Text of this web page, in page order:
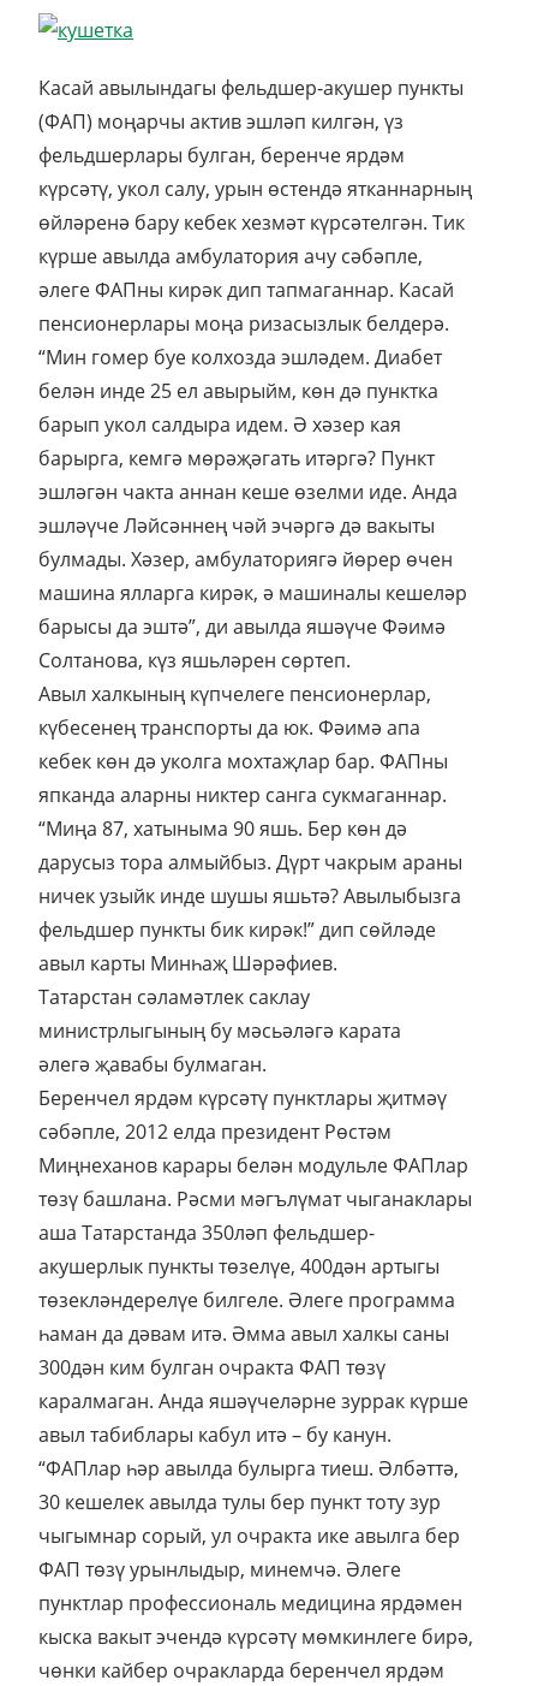
Касай авылындагы фельдшер-акушер пункты
(ФАП) моңарчы актив эшләп килгән, үз
фельдшерлары булган, беренче ярдәм
күрсәтү, укол салу, урын өстендә ятканнарның
өйләренә бару кебек хезмәт күрсәтелгән. Тик
күрше авылда амбулатория ачу сәбәпле,
әлеге ФАПны кирәк дип тапмаганнар. Касай
пенсионерлары моңа ризасызлык белдерә.
“Мин гомер буе колхозда эшләдем. Диабет
белән инде 25 ел авырыйм, көн дә пунктка
барып укол салдыра идем. Ә хәзер кая
барырга, кемгә мөрәҗәгать итәргә? Пункт
эшләгән чакта аннан кеше өзелми иде. Анда
эшләүче Ләйсәннең чәй эчәргә дә вакыты
булмады. Хәзер, амбулаториягә йөрер өчен
машина ялларга кирәк, ә машиналы кешеләр
барысы да эштә”, ди авылда яшәүче Фәимә
Солтанова, күз яшьләрен сөртеп.
Авыл халкының күпчелеге пенсионерлар,
күбесенең транспорты да юк. Фәимә апа
кебек көн дә уколга мохтаҗлар бар. ФАПны
япканда аларны никтер санга сукмаганнар.
“Миңа 87, хатыныма 90 яшь. Бер көн дә
дарусыз тора алмыйбыз. Дүрт чакрым араны
ничек узыйк инде шушы яшьтә? Авылыбызга
фельдшер пункты бик кирәк!” дип сөйләде
авыл карты Минһаҗ Шәрәфиев.
Татарстан сәламәтлек саклау
министрлыгының бу мәсьәләгә карата
әлегә җавабы булмаган.
Беренчел ярдәм күрсәтү пунктлары җитмәү
сәбәпле, 2012 елда президент Рөстәм
Миңнеханов карары белән модульле ФАПлар
төзү башлана. Рәсми мәгълүмат чыганаклары
аша Татарстанда 350ләп фельдшер-
акушерлык пункты төзелүе, 400дән артыгы
төзекләндерелүе билгеле. Әлеге программа
һаман да дәвам итә. Әмма авыл халкы саны
300дән ким булган очракта ФАП төзү
каралмаган. Анда яшәүчеләрне зуррак күрше
авыл табиблары кабул итә – бу канун.
“ФАПлар һәр авылда булырга тиеш. Әлбәттә,
30 кешелек авылда тулы бер пункт тоту зур
чыгымнар сорый, ул очракта ике авылга бер
ФАП төзү урынлыдыр, минемчә. Әлеге
пунктлар профессиональ медицина ярдәмен
кыска вакыт эчендә күрсәтү мөмкинлеге бирә,
чөнки кайбер очракларда беренчел ярдәм